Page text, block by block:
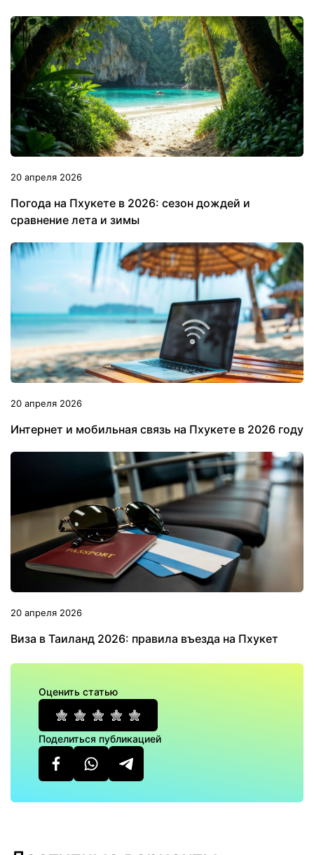
20 апреля 2026
Погода на Пхукете в 2026: сезон дождей и
сравнение лета и зимы
20 апреля 2026
Интернет и мобильная связь на Пхукете в 2026 году
20 апреля 2026
Виза в Таиланд 2026: правила въезда на Пхукет
Оценить статью
Поделиться публикацией